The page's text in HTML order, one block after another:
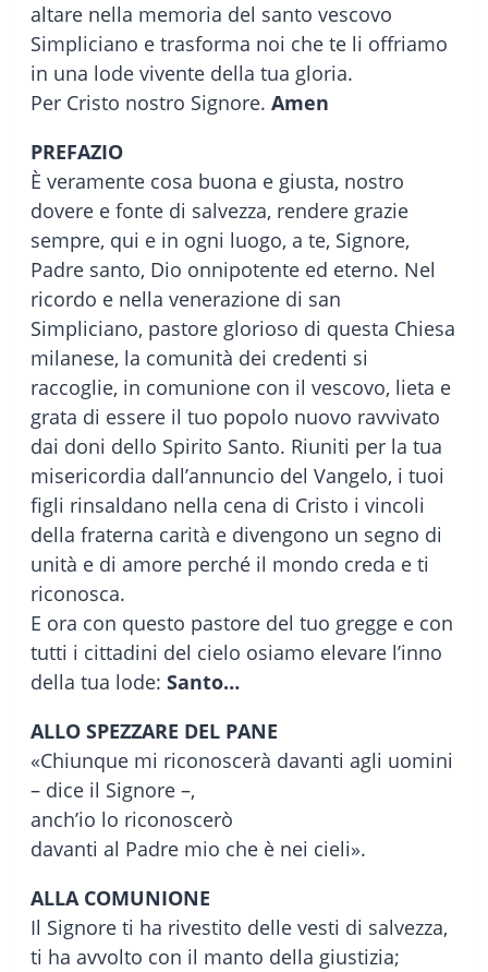
altare nella memoria del santo vescovo
Simpliciano e trasforma noi che te li offriamo
in una lode vivente della tua gloria.
Per Cristo nostro Signore. Amen
PREFAZIO
È veramente cosa buona e giusta, nostro
dovere e fonte di salvezza, rendere grazie
sempre, qui e in ogni luogo, a te, Signore,
Padre santo, Dio onnipotente ed eterno. Nel
ricordo e nella venerazione di san
Simpliciano, pastore glorioso di questa Chiesa
milanese, la comunità dei credenti si
raccoglie, in comunione con il vescovo, lieta e
grata di essere il tuo popolo nuovo ravvivato
dai doni dello Spirito Santo. Riuniti per la tua
misericordia dall’annuncio del Vangelo, i tuoi
figli rinsaldano nella cena di Cristo i vincoli
della fraterna carità e divengono un segno di
unità e di amore perché il mondo creda e ti
riconosca.
E ora con questo pastore del tuo gregge e con
tutti i cittadini del cielo osiamo elevare l’inno
della tua lode: Santo…
ALLO SPEZZARE DEL PANE
«Chiunque mi riconoscerà davanti agli uomini
– dice il Signore –,
anch’io lo riconoscerò
davanti al Padre mio che è nei cieli».
ALLA COMUNIONE
Il Signore ti ha rivestito delle vesti di salvezza,
ti ha avvolto con il manto della giustizia;